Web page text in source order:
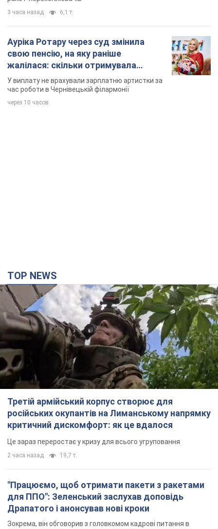
Третій армійський корпус створює для
російських окупантів на Лиманському напрямку
критичний дискомфорт: як це вдалося
Це зараз переростає у кризу для всього угруповання
2 часа назад 19,7 т.
"Працюємо, щоб отримати пакети з ракетами
для ППО": Зеленський заслухав доповідь
Драпатого і анонсував нові кроки
Зокрема, він обговорив з головкомом кадрові питання в
В окупованій Ялті прогриміли потужні вибухи:
валить чорний дим. Фото і відео
Місто, ймовірно, опинилося під атакою дронів
5 часов назад